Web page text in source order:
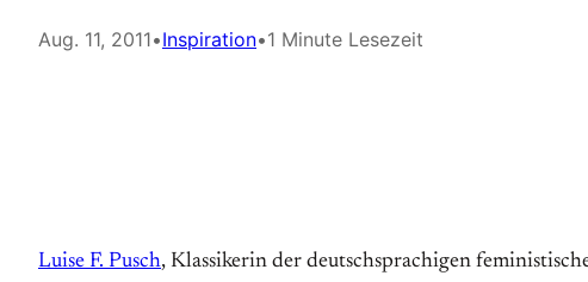
Aug. 11, 2011•Inspiration•1 Minute Lesezeit
Luise F. Pusch, Klassikerin der deutschsprachigen